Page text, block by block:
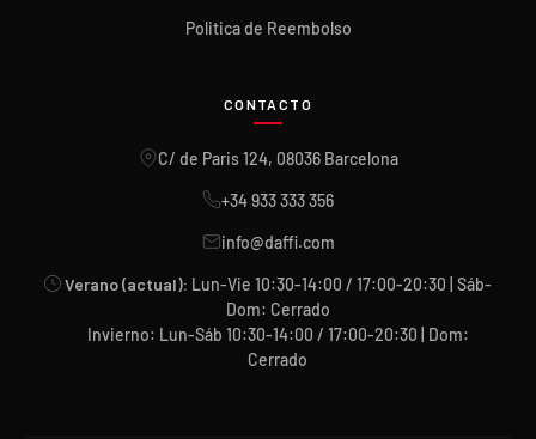
Politica de Reembolso
CONTACTO
C/ de Paris 124, 08036 Barcelona
+34 933 333 356
info@daffi.com
Verano (actual): Lun-Vie 10:30-14:00 / 17:00-20:30 | Sáb-
Dom: Cerrado
Invierno: Lun-Sáb 10:30-14:00 / 17:00-20:30 | Dom:
Cerrado